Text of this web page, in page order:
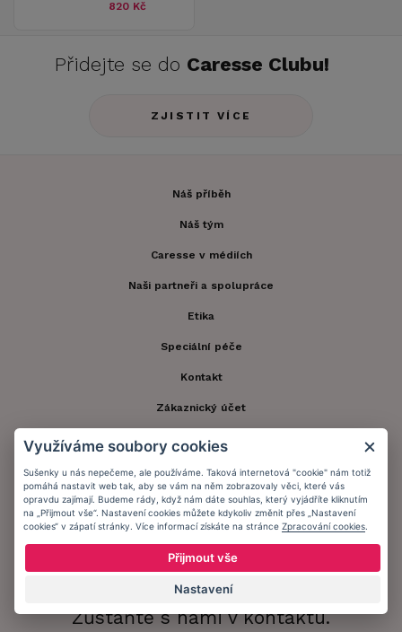
820 Kč
Přidejte se do Caresse Clubu!
ZJISTIT VÍCE
Náš příběh
Náš tým
Caresse v médiích
Naši partneři a spolupráce
Etika
Speciální péče
Kontakt
Zákaznický účet
Registrace zákazníka
Doprava a platba
Obchodní podmínky
Ochrana osobních údajů
Informační memorandum
Zůstaňte s námi v kontaktu.
Využíváme soubory cookies
Sušenky u nás nepečeme, ale používáme. Taková internetová "cookie" nám totiž
pomáhá nastavit web tak, aby se vám na něm zobrazovaly věci, které vás
opravdu zajímají. Budeme rády, když nám dáte souhlas, který vyjádříte kliknutím
na „Přijmout vše“. Nastavení cookies můžete kdykoliv změnit přes „Nastavení
cookies“ v zápatí stránky. Více informací získáte na stránce Zpracování cookies
Přijmout vše
Nastavení